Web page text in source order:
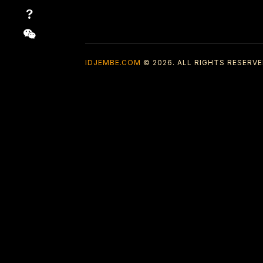
IDJEMBE.COM © 2026. ALL RIGHTS